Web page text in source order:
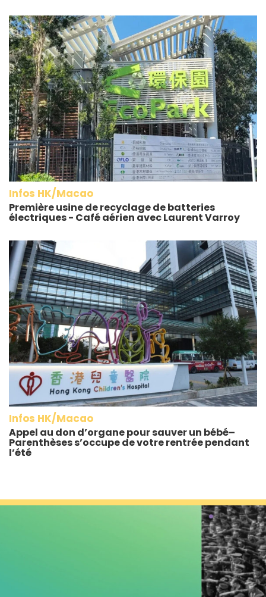
Infos HK/Macao
Première usine de recyclage de batteries
électriques - Café aérien avec Laurent Varroy
Infos HK/Macao
Appel au don d’organe pour sauver un bébé–
Parenthèses s’occupe de votre rentrée pendant
l’été